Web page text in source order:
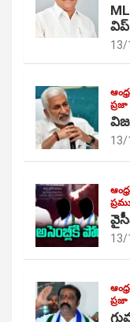
విప్
13/
13/
13/